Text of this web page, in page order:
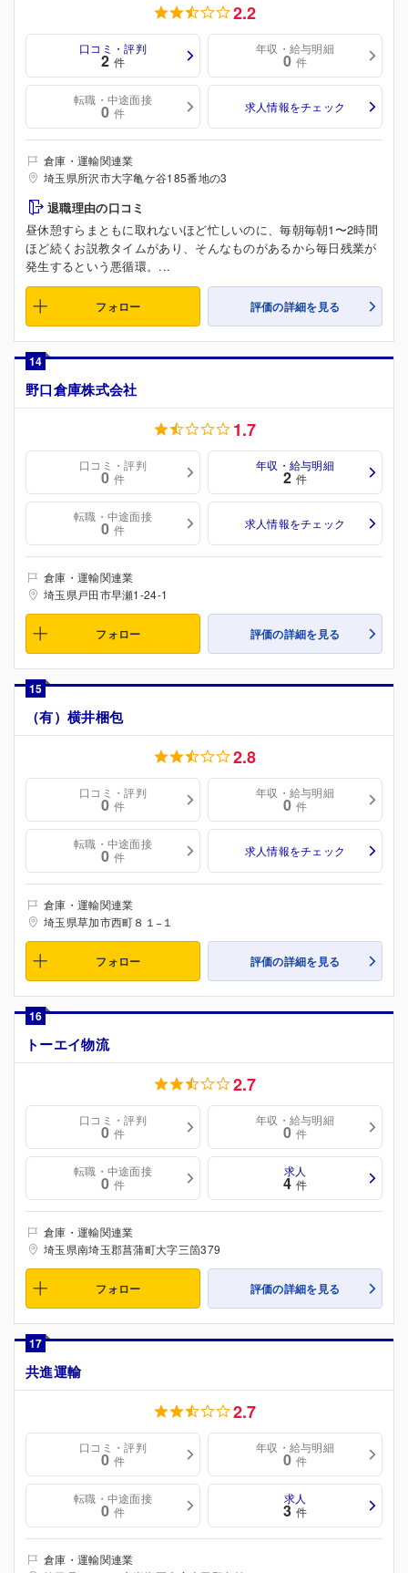
2.2
口コミ・評判
2 件
年収・給与明細
0 件
転職・中途面接
0 件 求人情報をチェック
倉庫・運輸関連業
埼玉県所沢市大字亀ケ谷185番地の3
退職理由の口コミ
昼休憩すらまともに取れないほど忙しいのに、毎朝毎朝1〜2時間
ほど続くお説教タイムがあり、そんなものがあるから毎日残業が
発生するという悪循環。...
フォロー 評価の詳細を見る
14
野口倉庫株式会社
1.7
口コミ・評判
0 件
年収・給与明細
2 件
転職・中途面接
0 件 求人情報をチェック
倉庫・運輸関連業
埼玉県戸田市早瀬1-24-1
フォロー 評価の詳細を見る
15
（有）横井梱包
2.8
口コミ・評判
0 件
年収・給与明細
0 件
転職・中途面接
0 件 求人情報をチェック
倉庫・運輸関連業
埼玉県草加市西町８１−１
フォロー 評価の詳細を見る
16
トーエイ物流
2.7
口コミ・評判
0 件
年収・給与明細
0 件
転職・中途面接
0 件
求人
4 件
倉庫・運輸関連業
埼玉県南埼玉郡菖蒲町大字三箇379
フォロー 評価の詳細を見る
17
共進運輸
2.7
口コミ・評判
0 件
年収・給与明細
0 件
転職・中途面接
0 件
求人
3 件
倉庫・運輸関連業